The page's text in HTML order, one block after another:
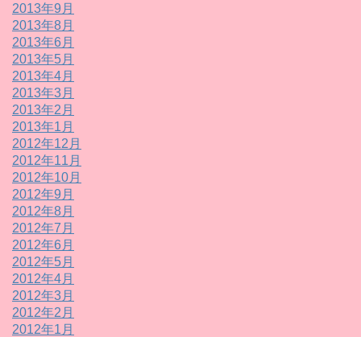
2013年9月
2013年8月
2013年6月
2013年5月
2013年4月
2013年3月
2013年2月
2013年1月
2012年12月
2012年11月
2012年10月
2012年9月
2012年8月
2012年7月
2012年6月
2012年5月
2012年4月
2012年3月
2012年2月
2012年1月